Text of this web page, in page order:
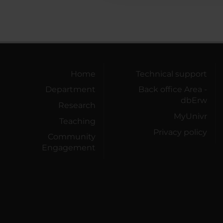
Home
Department
Research
Teaching
Community
Engagement
Technical support
Back office Area -
dbErw
MyUnivr
Privacy policy